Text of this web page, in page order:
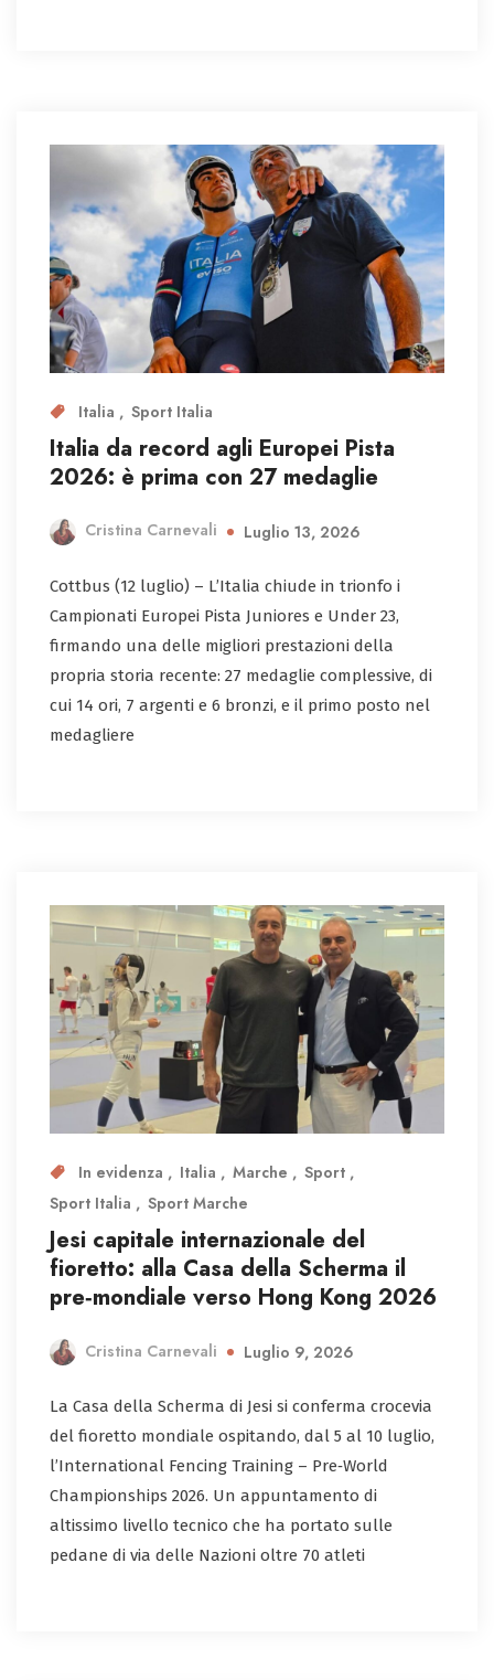
Italia Sport Italia
Italia da record agli Europei Pista
2026: è prima con 27 medaglie
Cristina Carnevali Luglio 13, 2026
Cottbus (12 luglio) – L’Italia chiude in trionfo i
Campionati Europei Pista Juniores e Under 23,
firmando una delle migliori prestazioni della
propria storia recente: 27 medaglie complessive, di
cui 14 ori, 7 argenti e 6 bronzi, e il primo posto nel
medagliere
In evidenza Italia Marche
Sport
Sport Italia
Sport Marche
Jesi capitale internazionale del
fioretto: alla Casa della Scherma il
pre‑mondiale verso Hong Kong 2026
Cristina Carnevali Luglio 9, 2026
La Casa della Scherma di Jesi si conferma crocevia
del fioretto mondiale ospitando, dal 5 al 10 luglio,
l’International Fencing Training – Pre‑World
Championships 2026. Un appuntamento di
altissimo livello tecnico che ha portato sulle
pedane di via delle Nazioni oltre 70 atleti